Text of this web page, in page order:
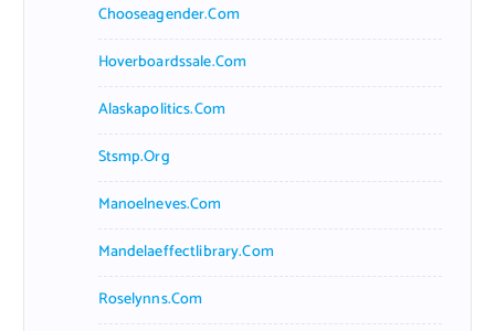
Chooseagender.com
Hoverboardssale.com
Alaskapolitics.com
Stsmp.org
Manoelneves.com
Mandelaeffectlibrary.com
Roselynns.com